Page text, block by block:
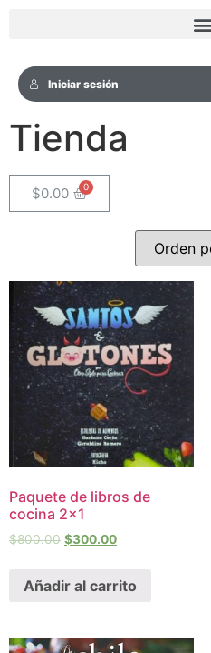
Iniciar sesión
Tienda
$0.00
Paquete de libros de
cocina 2×1
$800.00 $300.00
Añadir al carrito